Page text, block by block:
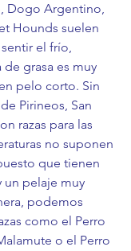
Dogo Argentino,
Hounds suelen
el frío,
grasa es muy
pelo corto. Sin
Pirineos, San
razas para las
no suponen
que tienen
un pelaje muy
podemos
como el Perro
o el Perro